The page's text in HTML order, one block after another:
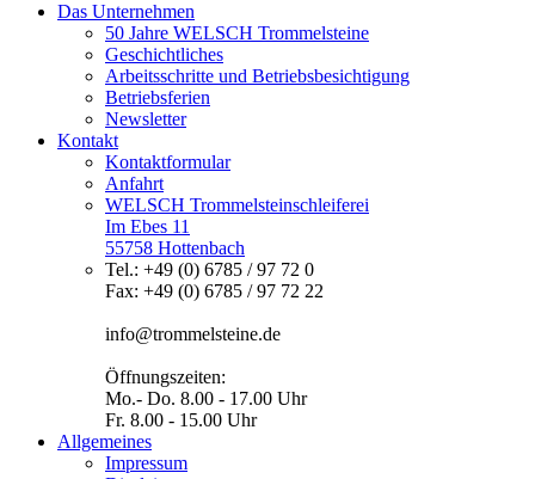
Das Unternehmen
50 Jahre WELSCH Trommelsteine
Geschichtliches
Arbeitsschritte und Betriebsbesichtigung
Betriebsferien
Newsletter
Kontakt
Kontaktformular
Anfahrt
WELSCH Trommelsteinschleiferei
Im Ebes 11
55758 Hottenbach
Tel.: +49 (0) 6785 / 97 72 0
Fax: +49 (0) 6785 / 97 72 22
info@trommelsteine.de
Öffnungszeiten:
Mo.- Do. 8.00 - 17.00 Uhr
Fr. 8.00 - 15.00 Uhr
Allgemeines
Impressum